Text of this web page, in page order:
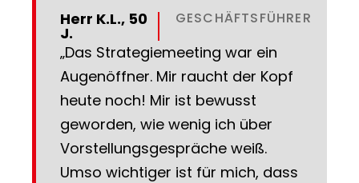
Herr K.L., 50
J.
GESCHÄFTSFÜHRER
„Das Strategiemeeting war ein
Augenöffner. Mir raucht der Kopf
heute noch! Mir ist bewusst
geworden, wie wenig ich über
Vorstellungsgespräche weiß.
Umso wichtiger ist für mich, dass